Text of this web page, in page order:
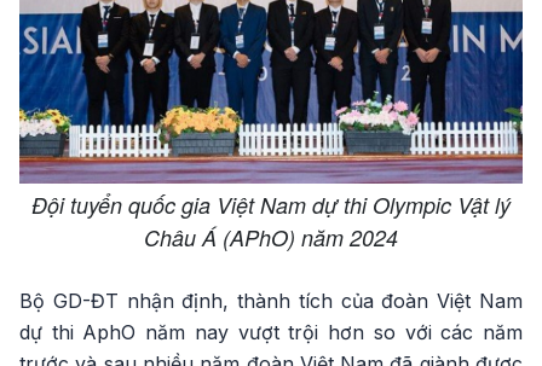
Đội tuyển quốc gia Việt Nam dự thi Olympic Vật lý
Châu Á (APhO) năm 2024
Bộ GD-ĐT nhận định, thành tích của đoàn Việt Nam
dự thi AphO năm nay vượt trội hơn so với các năm